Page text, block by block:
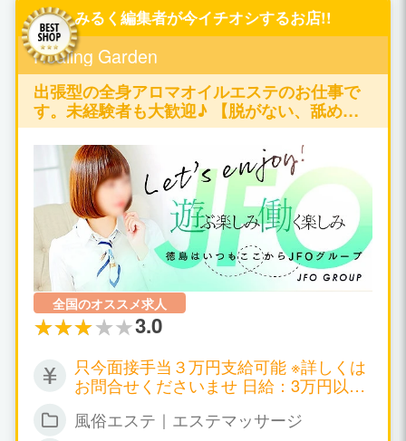
みるく編集者が今イチオシするお店!!
Healing Garden
出張型の全身アロマオイルエステのお仕事で
す。未経験者も大歓迎♪ 【脱がない、舐めな
い、触られない】の仕事が可能です♪
全国のオススメ求人
3.0
只今面接手当３万円支給可能 ※詳しくは
お問合せくださいませ 日給：3万円以上
風俗エステ｜エステマッサージ